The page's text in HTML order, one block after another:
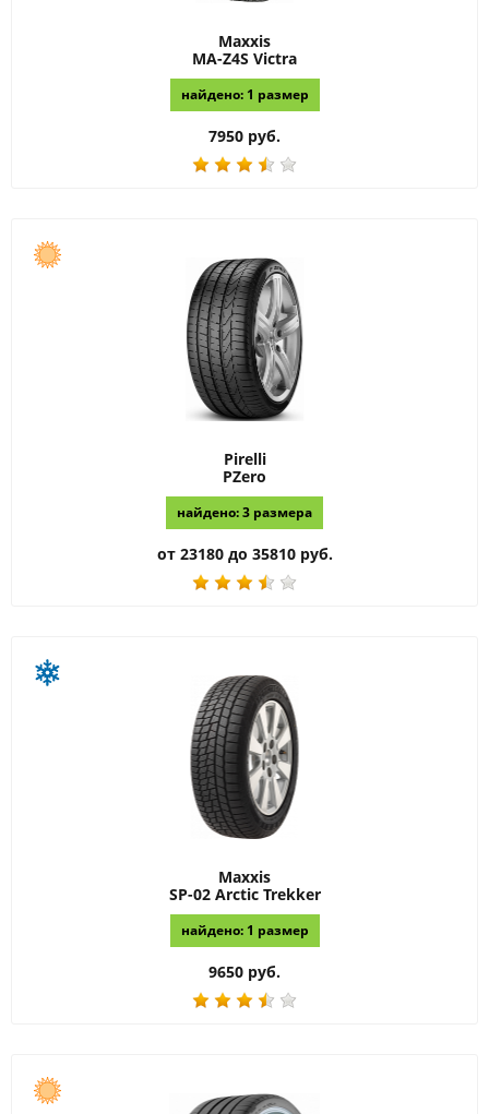
Maxxis
MA-Z4S Victra
найдено: 1 размер
7950 руб.
Pirelli
PZero
найдено: 3 размера
от 23180 до 35810 руб.
Maxxis
SP-02 Arctic Trekker
найдено: 1 размер
9650 руб.